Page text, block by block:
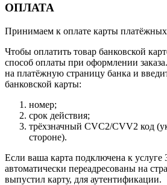
ОПЛАТА
Принимаем к оплате карты
Чтобы оплатить товар банковской
способ оплаты при оформлении
на платёжную страницу банка и
банковской карты:
номер;
срок действия;
трёхзначный CVC2/CVV2 код
стороне).
Если ваша карта подключена к услуге
автоматически переадресованы на
выпустил карту, для аутентификации.